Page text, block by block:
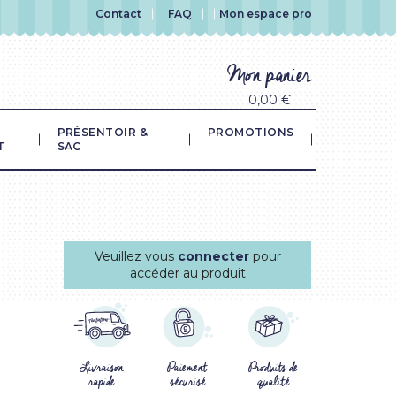
Contact FAQ Mon espace pro
Mon panier
0,00 €
PRÉSENTOIR &
SAC
PROMOTIONS
Veuillez vous connecterpour
accéder au produit
Livraison
rapide
Paiement
sécurisé
Produits de
qualité